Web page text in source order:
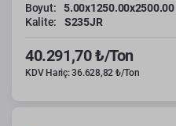
Boyut:
5.00x1250.00x2500.00
Kalite:
S235JR
40.291,70 ₺/Ton
KDV Hariç: 36.628,82 ₺/Ton